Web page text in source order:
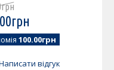
грн
00грн
100.00грн
відгук